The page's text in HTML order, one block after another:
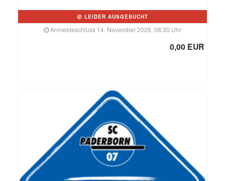
LEIDER AUSGEBUCHT
Anmeldeschluss 14. November 2026, 08:30 Uhr
0,00 EUR